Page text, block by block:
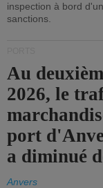
inspection à bord
sanctions.
Au
2026, le
port
a diminué
Anvers